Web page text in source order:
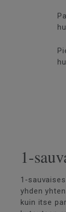
1-
yhden
kuin itse